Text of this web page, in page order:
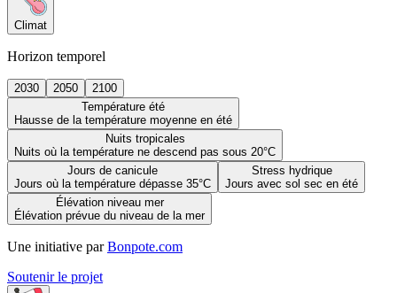
Climat
Horizon temporel
2030 2050
2100
Température été
Hausse de la température moyenne en été
Nuits tropicales
Nuits où la température ne descend pas sous 20°C
Jours de canicule
Jours où la température dépasse 35°C
Stress hydrique
Jours avec sol sec en été
Élévation niveau mer
Élévation prévue du niveau de la mer
Une initiative par Bonpote.com
Soutenir le projet